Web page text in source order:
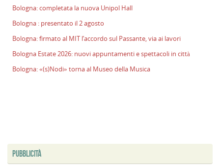
Bologna: completata la nuova Unipol Hall
Bologna : presentato il 2 agosto
Bologna: firmato al MIT l’accordo sul Passante, via ai lavori
Bologna Estate 2026: nuovi appuntamenti e spettacoli in città
Bologna: «(s)Nodi» torna al Museo della Musica
PUBBLICITÀ